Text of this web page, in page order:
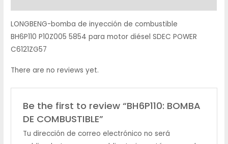
LONGBENG-bomba de inyección de combustible
BH6P110 P10Z005 5854 para motor diésel SDEC POWER
C6121ZG57
There are no reviews yet.
Be the first to review “BH6P110: BOMBA
DE COMBUSTIBLE”
Tu dirección de correo electrónico no será